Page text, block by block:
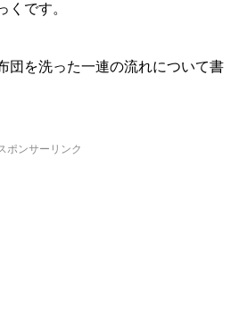
くです。
団を洗った一連の流れについて書
ポンサーリンク